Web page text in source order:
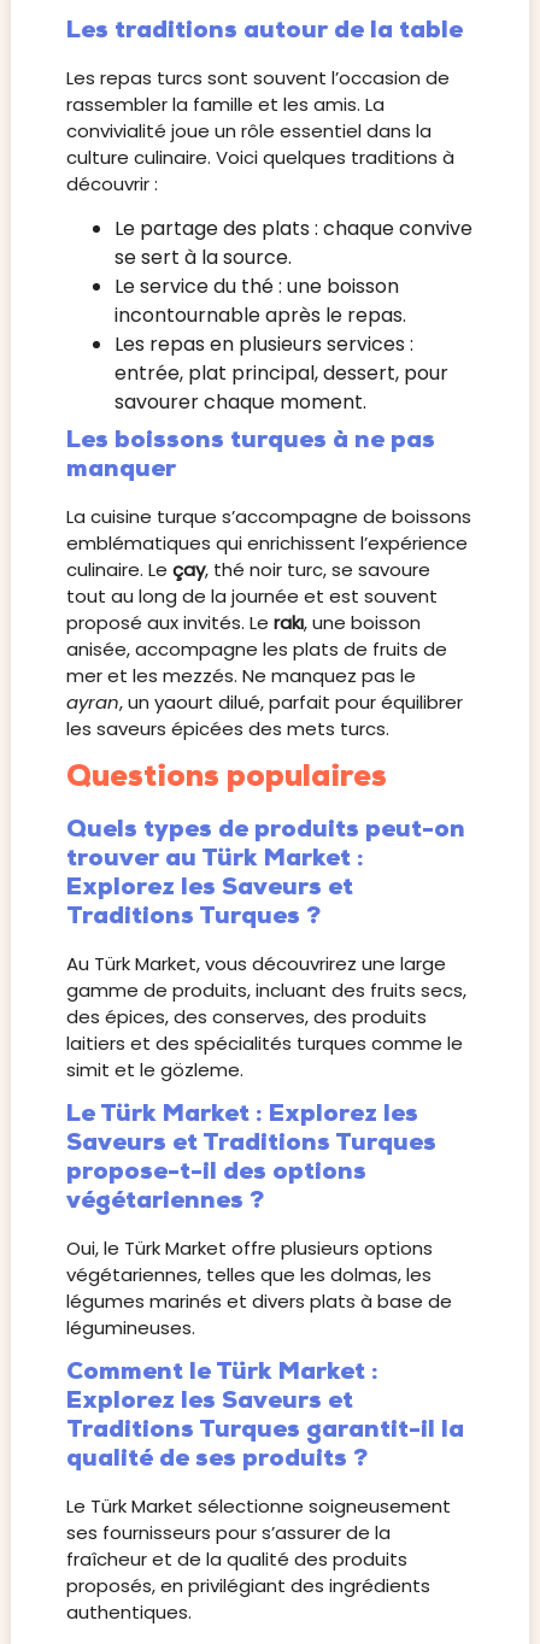
Les traditions autour de la table
Les repas turcs sont souvent l’occasion de
rassembler la famille et les amis. La
convivialité joue un rôle essentiel dans la
culture culinaire. Voici quelques traditions à
découvrir :
Le partage des plats : chaque convive
se sert à la source.
Le service du thé : une boisson
incontournable après le repas.
Les repas en plusieurs services :
entrée, plat principal, dessert, pour
savourer chaque moment.
Les boissons turques à ne pas
manquer
La cuisine turque s’accompagne de boissons
emblématiques qui enrichissent l’expérience
culinaire. Le çay, thé noir turc, se savoure
tout au long de la journée et est souvent
proposé aux invités. Le rakı, une boisson
anisée, accompagne les plats de fruits de
mer et les mezzés. Ne manquez pas le
ayran, un yaourt dilué, parfait pour équilibrer
les saveurs épicées des mets turcs.
Questions populaires
Quels types de produits peut-on
trouver au Türk Market :
Explorez les Saveurs et
Traditions Turques ?
Au Türk Market, vous découvrirez une large
gamme de produits, incluant des fruits secs,
des épices, des conserves, des produits
laitiers et des spécialités turques comme le
simit et le gözleme.
Le Türk Market : Explorez les
Saveurs et Traditions Turques
propose-t-il des options
végétariennes ?
Oui, le Türk Market offre plusieurs options
végétariennes, telles que les dolmas, les
légumes marinés et divers plats à base de
légumineuses.
Comment le Türk Market :
Explorez les Saveurs et
Traditions Turques garantit-il la
qualité de ses produits ?
Le Türk Market sélectionne soigneusement
ses fournisseurs pour s’assurer de la
fraîcheur et de la qualité des produits
proposés, en privilégiant des ingrédients
authentiques.